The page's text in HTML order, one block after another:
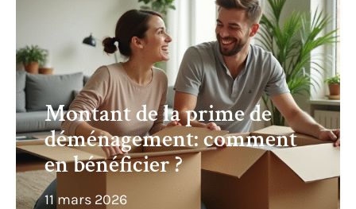
Montant de la prime de
déménagement: comment
en bénéficier ?
11 mars 2026